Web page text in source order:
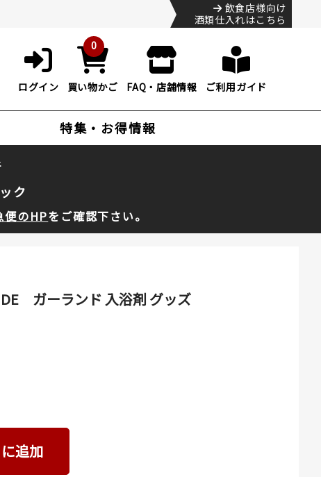
飲食店様向け
酒類仕入れはこちら
ログイン
0
買い物かご FAQ・店舗情報 ご利用ガイド
特集・お得情報
ク
便のHPをご確認下さい。
ガーランド 入浴剤 グッズ
追加